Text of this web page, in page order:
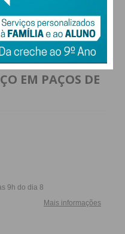
ALTERAR
EM PAÇOS DE